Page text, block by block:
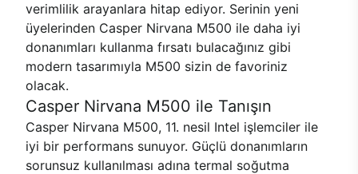
verimlilik arayanlara hitap ediyor. Serinin yeni
üyelerinden Casper Nirvana M500 ile daha iyi
donanımları kullanma fırsatı bulacağınız gibi
modern tasarımıyla M500 sizin de favoriniz
olacak.
Casper Nirvana M500 ile Tanışın
Casper Nirvana M500, 11. nesil Intel işlemciler ile
iyi bir performans sunuyor. Güçlü donanımların
sorunsuz kullanılması adına termal soğutma